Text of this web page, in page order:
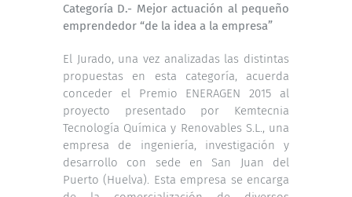
Categoría D.- Mejor actuación al pequeño
emprendedor “de la idea a la empresa”
El Jurado, una vez analizadas las distintas
propuestas en esta categoría, acuerda
conceder el Premio ENERAGEN 2015 al
proyecto presentado por Kemtecnia
Tecnología Química y Renovables S.L., una
empresa de ingeniería, investigación y
desarrollo con sede en San Juan del
Puerto (Huelva). Esta empresa se encarga